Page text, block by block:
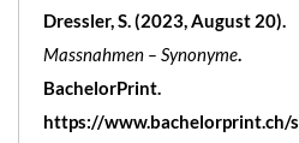
Dressler, S. (2023, August 20).
Massnahmen – Synonyme.
BachelorPrint.
https://www.bachelorprint.ch/s